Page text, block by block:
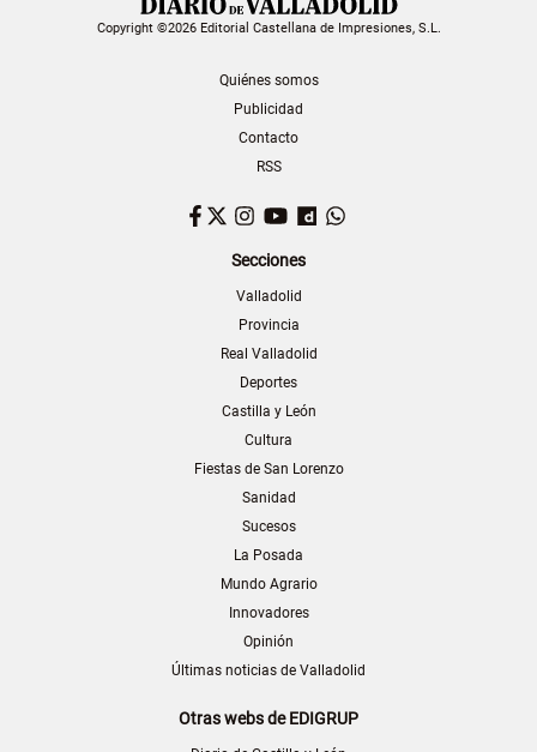
Copyright ©2026 Editorial Castellana de Impresiones, S.L.
Quiénes somos
Publicidad
Contacto
RSS
Facebook
TwitterInstagram
YouTubeDailymotion
Secciones
Valladolid
Provincia
Real Valladolid
Deportes
Castilla y León
Cultura
Fiestas de San Lorenzo
Sanidad
Sucesos
La Posada
Mundo Agrario
Innovadores
Opinión
Últimas noticias de Valladolid
Otras webs de EDIGRUP